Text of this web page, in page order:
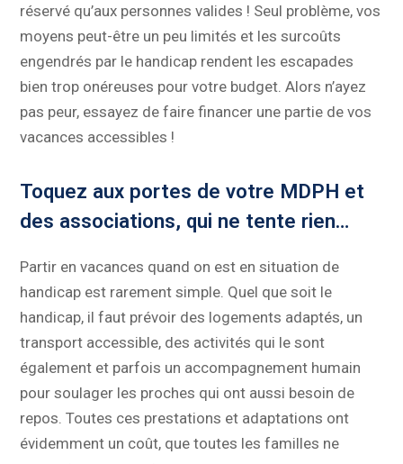
réservé qu’aux personnes valides ! Seul problème, vos
moyens peut-être un peu limités et les surcoûts
engendrés par le handicap rendent les escapades
bien trop onéreuses pour votre budget. Alors n’ayez
pas peur, essayez de faire financer une partie de vos
vacances accessibles !
Toquez aux portes de votre MDPH et
des associations, qui ne tente rien…
Partir en vacances quand on est en situation de
handicap est rarement simple. Quel que soit le
handicap, il faut prévoir des logements adaptés, un
transport accessible, des activités qui le sont
également et parfois un accompagnement humain
pour soulager les proches qui ont aussi besoin de
repos. Toutes ces prestations et adaptations ont
évidemment un coût, que toutes les familles ne